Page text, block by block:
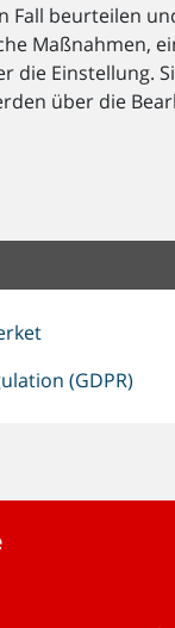
Fall beurteilen
Maßnahmen,
die Einstellung.
über die
(GDPR)